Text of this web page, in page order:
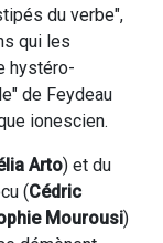
du verbe",
qui les
hystéro-
de Feydeau
ionescien.
Arto) et du
(Cédric
Mourousi)